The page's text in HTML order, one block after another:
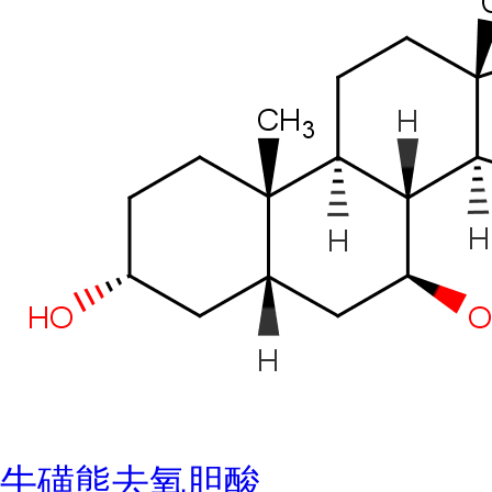
牛磺熊去氧胆酸